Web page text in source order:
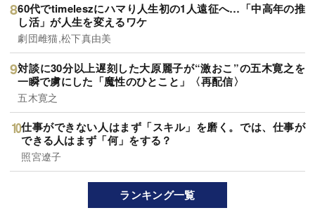
60代でtimeleszにハマり人生初の1人遠征へ…「中高年の推
し活」が人生を変えるワケ
劇団雌猫,松下真由美
対談に30分以上遅刻した大原麗子が“激おこ”の五木寛之を
一瞬で虜にした「魔性のひとこと」〈再配信〉
五木寛之
仕事ができない人はまず「スキル」を磨く。では、仕事が
できる人はまず「何」をする？
照宮遼子
ランキング一覧